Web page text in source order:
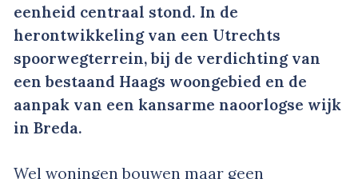
eenheid centraal stond. In de
herontwikkeling van een Utrechts
spoorwegterrein, bij de verdichting van
een bestaand Haags woongebied en de
aanpak van een kansarme naoorlogse wijk
in Breda.
Wel woningen bouwen maar geen